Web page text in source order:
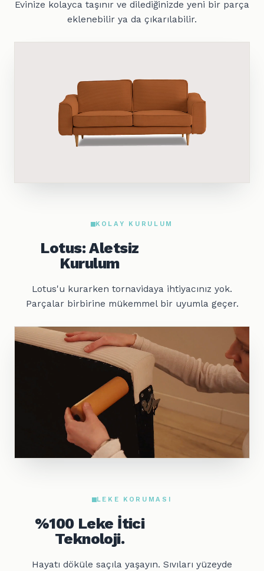
Evinize kolayca taşınır ve dilediğinizde yeni bir parça
eklenebilir ya da çıkarılabilir.
KOLAY KURULUM
Lotus: Aletsiz
Kurulum
Lotus'u kurarken tornavidaya ihtiyacınız yok.
Parçalar birbirine mükemmel bir uyumla geçer.
LEKE KORUMASI
%100 Leke İtici
Teknoloji.
Hayatı döküle saçıla yaşayın. Sıvıları yüzeyde